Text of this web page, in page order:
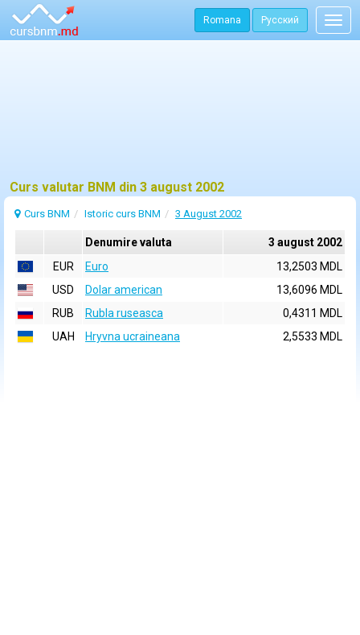
Romana Русский
Curs valutar BNM din 3 august 2002
Curs BNM Istoric curs BNM 3 August 2002
Denumire valuta
3 august 2002
EUR
Euro
13,2503 MDL
USD
Dolar american
13,6096 MDL
RUB
Rubla ruseasca
0,4311 MDL
UAH
Hryvna ucraineana 2,5533 MDL